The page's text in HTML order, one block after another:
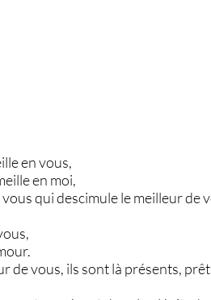
en vous,
en moi,
qui descimule le meilleur de
de vous, ils sont là présents,